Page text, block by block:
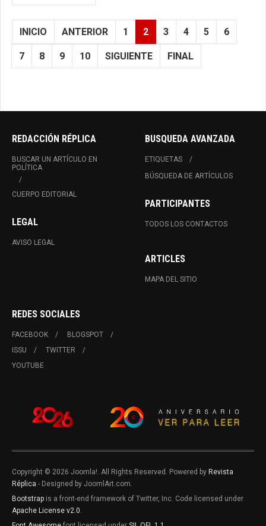
INICIO ANTERIOR 1 2 3 4 5 6
7 8 9 10 SIGUIENTE FINAL
REDACCIÓN RÉPLICA
BUSCAR UN ARTÍCULO EN
POLÍTICA
CUERPO EDITORIAL
LEGAL
AVISO LEGAL
BUSQUEDA AVANZADA
ETIQUETAS
BÚSQUEDA DE ARTÍCULOS
PARTICIPANTES
TODOS LOS CONTACTOS
ARTICLES
MAPA DEL SITIO
REDES SOCIALES
FACEBOOK
BLOGSPOT
ISSU
TWITTER
YOUTUBE
Copyright © 2026 Joomla!. All Rights Reserved. Powered by Revista
Réplica - Designed by JoomlArt.com.
Bootstrap is a front-end framework of Twitter, Inc. Code licensed under
Apache License v2.0